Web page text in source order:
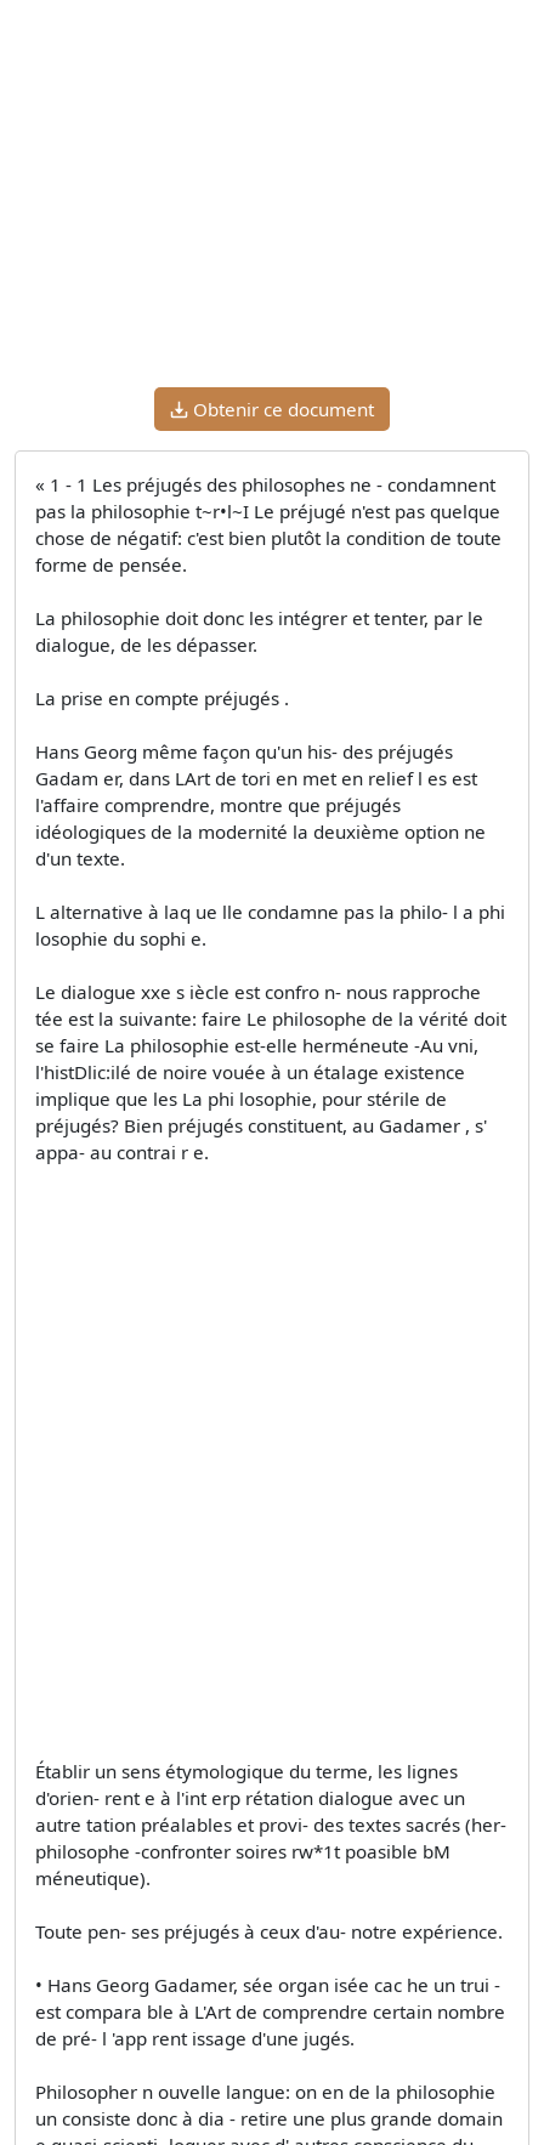
Obtenir ce document
« 1 - 1 Les préjugés des philosophes ne - condamnent
pas la philosophie t~r•l~I Le préjugé n'est pas quelque
chose de négatif: c'est bien plutôt la condition de toute
forme de pensée.
La philosophie doit donc les intégrer et tenter, par le
dialogue, de les dépasser.
La prise en compte préjugés .
Hans Georg même façon qu'un his- des préjugés
Gadam er, dans LArt de tori en met en relief l es est
l'affaire comprendre, montre que préjugés
idéologiques de la modernité la deuxième option ne
d'un texte.
L alternative à laq ue lle condamne pas la philo- l a phi
losophie du sophi e.
Le dialogue xxe s iècle est confro n- nous rapproche
tée est la suivante: faire Le philosophe de la vérité doit
se faire La philosophie est-elle herméneute -Au vni,
l'histDlic:ilé de noire vouée à un étalage existence
implique que les La phi losophie, pour stérile de
préjugés? Bien préjugés constituent, au Gadamer , s'
appa- au contrai r e.
Établir un sens étymologique du terme, les lignes
d'orien- rent e à l'int erp rétation dialogue avec un
autre tation préalables et provi- des textes sacrés (her-
philosophe -confronter soires rw*1t poasible bM
méneutique).
Toute pen- ses préjugés à ceux d'au- notre expérience.
• Hans Georg Gadamer, sée organ isée cac he un trui -
est compara ble à L'Art de comprendre certain nombre
de pré- l 'app rent issage d'une jugés.
Philosopher n ouvelle langue: on en de la philosophie
un consiste donc à dia - retire une plus grande domain